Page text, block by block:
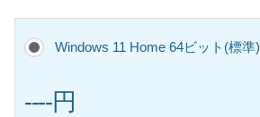
Windows 11 Home 64ビット(標準)
----円